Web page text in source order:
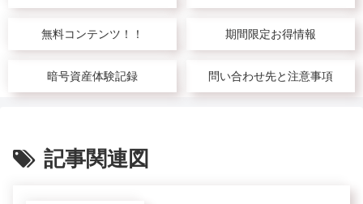
無料コンテンツ！！ 期間限定お得情報
暗号資産体験記録 問い合わせ先と注意事項
記事関連図